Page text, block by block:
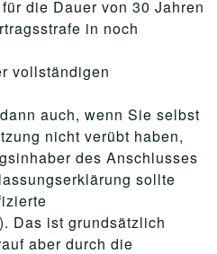
die Dauer von 30 Jahren
in noch
vollständigen
auch, wenn Sie selbst
nicht verübt haben,
des Anschlusses
sollte
Das ist grundsätzlich
aber durch die